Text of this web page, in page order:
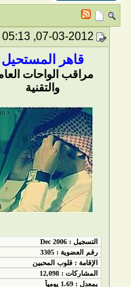
قاهر المستحيل
مراقب الواحات
والتقنية